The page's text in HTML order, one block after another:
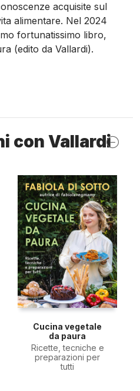
acquisite sul
alimentare. Nel 2024
fortunatissimo libro,
(edito da Vallardi).
con Vallardi
Cucina vegetale
da paura
Ricette, tecniche e
preparazioni per
tutti